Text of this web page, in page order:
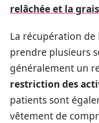
relâchée et la
La récupération de
prendre plusieurs
généralement un
restriction des
patients sont
vêtement de